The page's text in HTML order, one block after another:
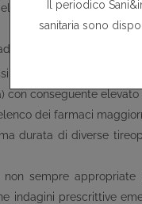
monitoraggio della
nell'area di intervento
con conseguente
dei farmaci
durata di diverse
sempre
indagini prescrittive